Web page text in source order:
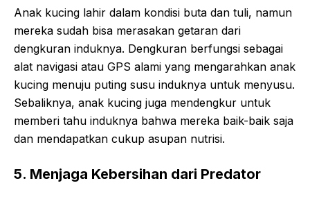
Anak kucing lahir dalam kondisi buta dan tuli, namun
mereka sudah bisa merasakan getaran dari
dengkuran induknya. Dengkuran berfungsi sebagai
alat navigasi atau GPS alami yang mengarahkan anak
kucing menuju puting susu induknya untuk menyusu.
Sebaliknya, anak kucing juga mendengkur untuk
memberi tahu induknya bahwa mereka baik-baik saja
dan mendapatkan cukup asupan nutrisi.
5. Menjaga Kebersihan dari Predator